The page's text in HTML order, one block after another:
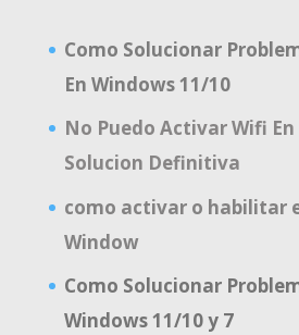
Como Solucionar
En Windows 11/10
No Puedo Activar Wifi
Solucion Definitiva
como activar o habilitar
Window
Como Solucionar
Windows 11/10 y 7